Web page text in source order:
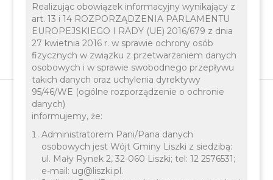
Budowa i przebudowa
oczyszczalni ścieków w
Realizując obowiązek informacyjny wynikający z
art. 13 i 14 ROZPORZĄDZENIA PARLAMENTU
EUROPEJSKIEGO I RADY (UE) 2016/679 z dnia
27 kwietnia 2016 r. w sprawie ochrony osób
fizycznych w związku z przetwarzaniem danych
osobowych i w sprawie swobodnego przepływu
takich danych oraz uchylenia dyrektywy
95/46/WE (ogólne rozporządzenie o ochronie
danych)
informujemy, że:
Administratorem Pani/Pana danych
osobowych jest Wójt Gminy Liszki z siedzibą:
ul. Mały Rynek 2, 32-060 Liszki; tel: 12 2576531;
e-mail: ug@liszki.pl.